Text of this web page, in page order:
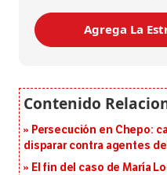
Agrega La
Persecución en Chepo:
disparar contra agentes
El fin del caso de María